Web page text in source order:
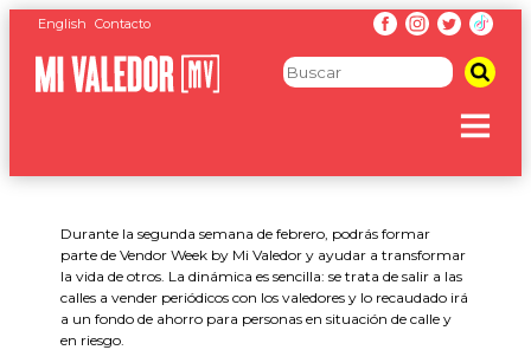
English Contacto
Durante la segunda semana de febrero, podrás formar
parte de Vendor Week by Mi Valedor y ayudar a transformar
la vida de otros. La dinámica es sencilla: se trata de salir a las
calles a vender periódicos con los valedores y lo recaudado irá
a un fondo de ahorro para personas en situación de calle y
en riesgo.